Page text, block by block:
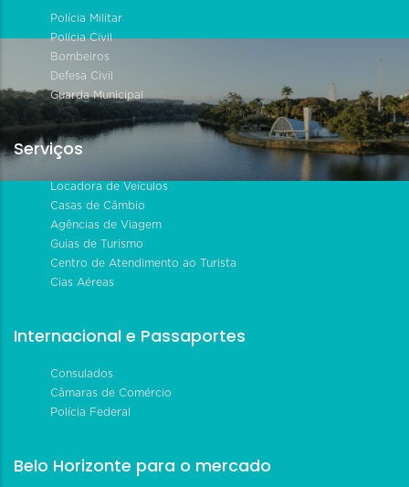
Polícia Militar
Polícia Civil
Bombeiros
Defesa Civil
Guarda Municipal
Serviços
Locadora de Veículos
Casas de Câmbio
Agências de Viagem
Guias de Turismo
Centro de Atendimento ao Turista
Cias Aéreas
Internacional e Passaportes
Consulados
Câmaras de Comércio
Polícia Federal
Belo Horizonte para o mercado